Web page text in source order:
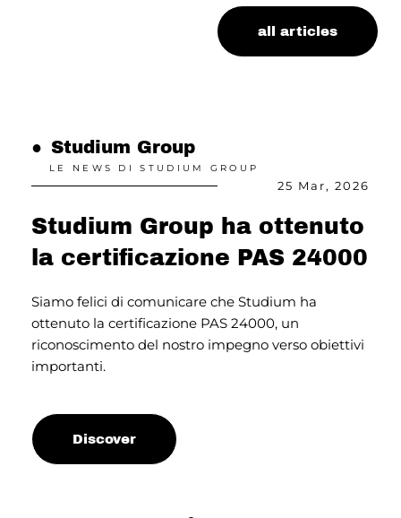
all articles
● Studium Group
LE NEWS DI STUDIUM GROUP
25 Mar, 2026
Studium Group ha ottenuto
la certificazione PAS 24000
Siamo felici di comunicare che Studium ha
ottenuto la certificazione PAS 24000, un
riconoscimento del nostro impegno verso obiettivi
importanti.
Discover